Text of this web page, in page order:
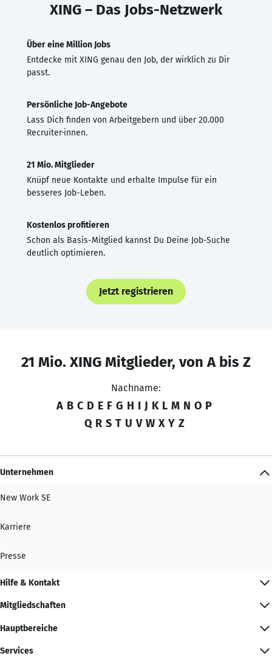
XING – Das Jobs-Netzwerk
Über eine Million Jobs
Entdecke mit XING genau den Job, der wirklich zu Dir
passt.
Persönliche Job-Angebote
Lass Dich finden von Arbeitgebern und über 20.000
Recruiter·innen.
21 Mio. Mitglieder
Knüpf neue Kontakte und erhalte Impulse für ein
besseres Job-Leben.
Kostenlos profitieren
Schon als Basis-Mitglied kannst Du Deine Job-Suche
deutlich optimieren.
Jetzt registrieren
21 Mio. XING Mitglieder, von A bis Z
Nachname:
A B C D E F G H I J K L M N O P
Q R S T U V W X Y Z
Unternehmen
New Work SE
Karriere
Presse
Hilfe & Kontakt
Mitgliedschaften
Hauptbereiche
Services